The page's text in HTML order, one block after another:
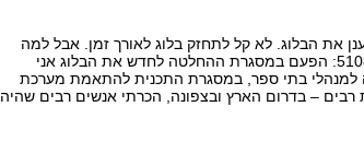
את הבלוג. לא קל לתחזק בלוג לאורך זמן. אבל למה
להתלונן' הנה מתחיל ניסיון מספר 5108: הפעם במסגרת ההחלטה לחדש את הבלוג אני
למנהלי בתי ספר, במסגרת התכנית להתאמת מערכת
הייתי במקומות רבים – בדרום הארץ ובצפונה, הכרתי אנשים רבים שהיה